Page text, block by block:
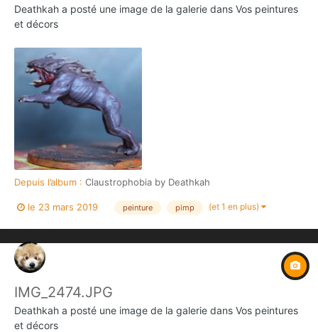
Deathkah a posté une image de la galerie dans Vos peintures
et décors
Depuis l’album : Claustrophobia by Deathkah
le 23 mars 2019 peinture pimp (et 1 en plus)
IMG_2474.JPG
Deathkah a posté une image de la galerie dans Vos peintures
et décors